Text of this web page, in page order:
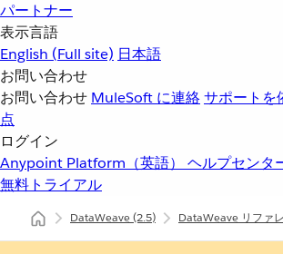
パートナー
表示言語
English (Full site) 日本語
お問い合わせ
お問い合わせ MuleSoft に連絡サポートを
点
ログイン
Anypoint Platform（英語） ヘルプセンタ
無料トライアル
DataWeave(2.5) DataWeave リファ